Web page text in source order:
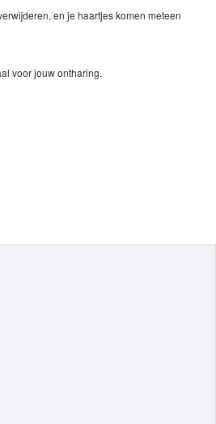
en je haartjes komen meteen
voor jouw ontharing.